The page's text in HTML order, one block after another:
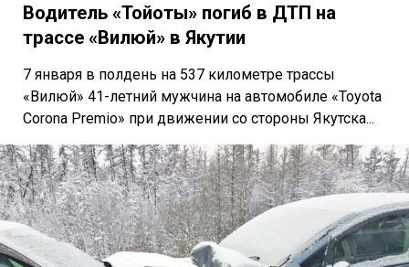
Водитель «Тойоты» погиб в ДТП на
трассе «Вилюй» в Якутии
7 января в полдень на 537 километре трассы
«Вилюй» 41-летний мужчина на автомобиле «Toyota
Corona Premio» при движении со стороны Якутска...